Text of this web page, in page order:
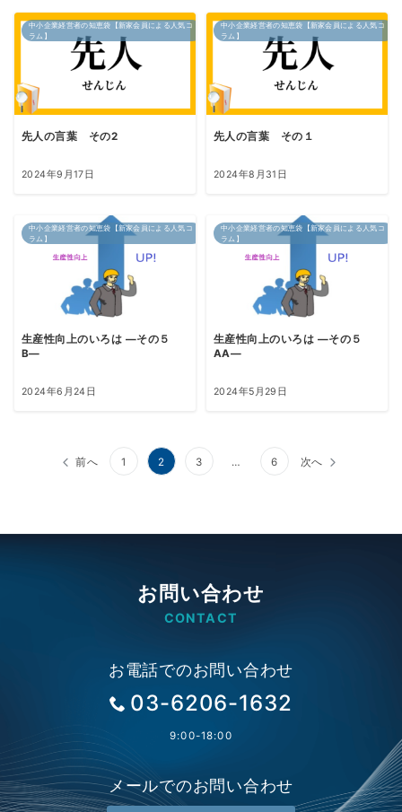
中小企業経営者の知恵袋【新家会員による人気コ
ラム】
先人の言葉 その2
2024年9月17日
中小企業経営者の知恵袋【新家会員による人気コ
ラム】
先人の言葉 その１
2024年8月31日
中小企業経営者の知恵袋【新家会員による人気コ
ラム】
生産性向上のいろは ―その５
B―
2024年6月24日
中小企業経営者の知恵袋【新家会員による人気コ
ラム】
生産性向上のいろは ―その５
AA―
2024年5月29日
前へ 1 2 3 … 6 次へ
お問い合わせ
CONTACT
お電話でのお問い合わせ
03-6206-1632
9:00-18:00
メールでのお問い合わせ